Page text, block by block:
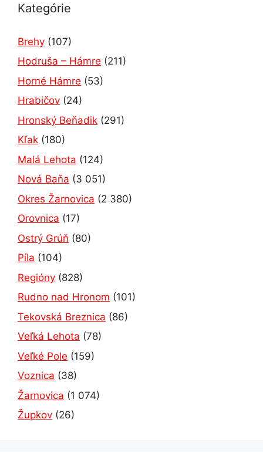
Kategórie
Brehy (107)
Hodruša – Hámre (211)
Horné Hámre (53)
Hrabičov (24)
Hronský Beňadik (291)
Kľak (180)
Malá Lehota (124)
Nová Baňa (3 051)
Okres Žarnovica (2 380)
Orovnica (17)
Ostrý Grúň (80)
Píla (104)
Regióny (828)
Rudno nad Hronom (101)
Tekovská Breznica (86)
Veľká Lehota (78)
Veľké Pole (159)
Voznica (38)
Žarnovica (1 074)
Župkov (26)